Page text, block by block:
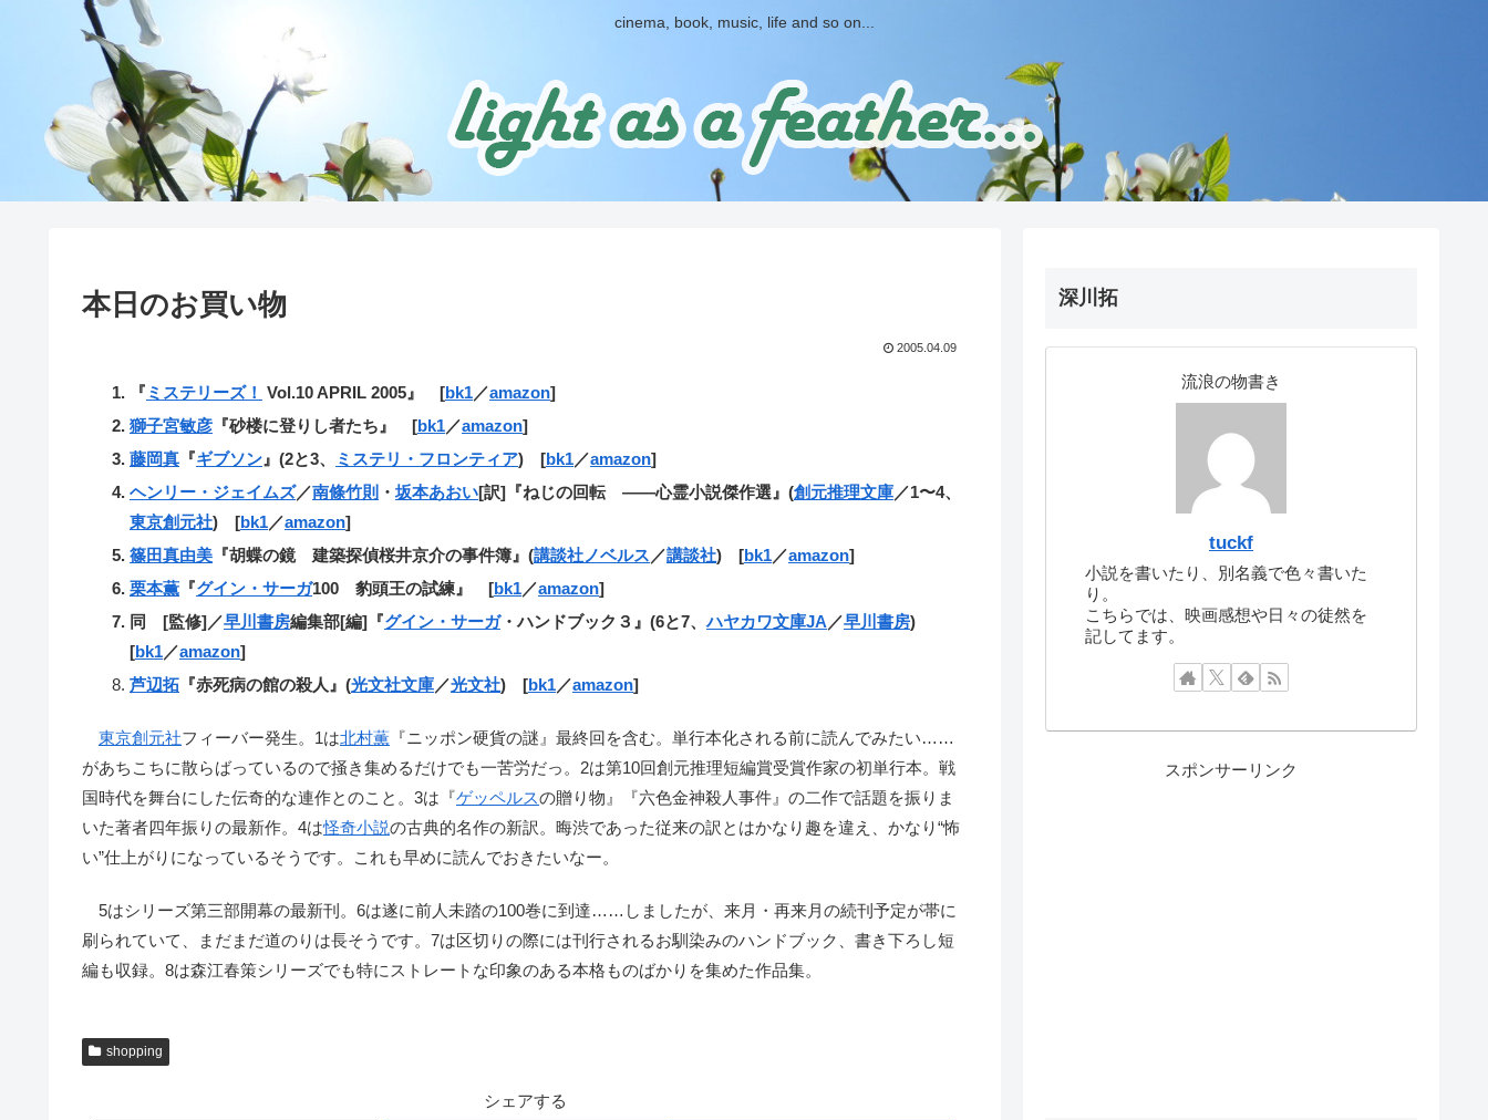
cinema, book, music, life and so on...
本日のお買い物
2005.04.09
『 ミステリーズ！ Vol.10 APRIL 2005』 [bk1／amazon]
獅子宮敏彦 『砂楼に登りし者たち』 [bk1／amazon]
藤岡真 『ギブソン 』(2と3、 ミステリ・フロンティア) [bk1／amazon]
ヘンリー・ジェイムズ／南條竹則 ・坂本あおい[訳]『ねじの回転 ――心霊小説傑作選』(創元推理文庫／1〜4、
東京創元社) [bk1／amazon]
篠田真由美 『胡蝶の鏡 建築探偵桜井京介の事件簿』(講談社ノベルス ／講談社) [bk1／amazon]
栗本薫 『グイン・サーガ100 豹頭王の試練』 [bk1／amazon]
同 [監修]／早川書房編集部[編]『グイン・サーガ・ハンドブック３』(6と7、ハヤカワ文庫JA ／早川書房)
[bk1／amazon]
芦辺拓 『赤死病の館の殺人』(光文社文庫／光文社) [bk1／amazon]
東京創元社フィーバー発生。1は北村薫 『ニッポン硬貨の謎』最終回を含む。単行本化される前に読んでみたい……
があちこちに散らばっているので掻き集めるだけでも一苦労だっ。2は第10回創元推理短編賞受賞作家の初単行本。戦
国時代を舞台にした伝奇的な連作とのこと。3は『ゲッペルスの贈り物』『六色金神殺人事件』の二作で話題を振りま
いた著者四年振りの最新作。4は怪奇小説の古典的名作の新訳。晦渋であった従来の訳とはかなり趣を違え、かなり“怖
い”仕上がりになっているそうです。これも早めに読んでおきたいなー。
5はシリーズ第三部開幕の最新刊。6は遂に前人未踏の100巻に到達……しましたが、来月・再来月の続刊予定が帯に
刷られていて、まだまだ道のりは長そうです。7は区切りの際には刊行されるお馴染みのハンドブック、書き下ろし短
編も収録。8は森江春策シリーズでも特にストレートな印象のある本格ものばかりを集めた作品集。
shopping
シェアする
深川拓
流浪の物書き
tuckf
小説を書いたり、別名義で色々書いた
り。
こちらでは、映画感想や日々の徒然を
記してます。
スポンサーリンク